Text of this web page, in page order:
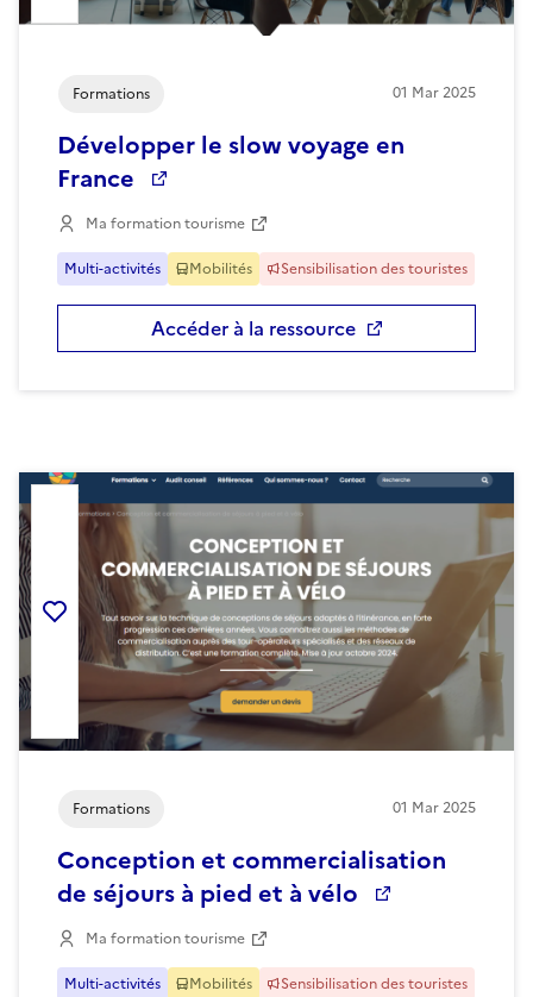
Formations 01 Mar2025
Développer le slow voyage en
France
Ma formation tourisme
Multi-activités Mobilités Sensibilisation des touristes
Accéder à la ressource
Formations 01 Mar2025
Conception et commercialisation
de séjours à pied et à vélo
Ma formation tourisme
Multi-activités Mobilités Sensibilisation des touristes
Ajouter la ressource aux favoris